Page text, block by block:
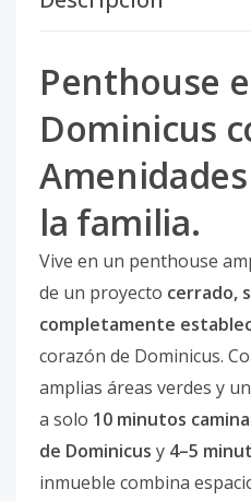
Penthouse
Dominicus
la familia.
Vive en un penthouse
de un proyecto cerrado,
completamente
corazón de Dominicus.
amplias áreas verdes y
a solo 10 minutos
de Dominicus y 4–5
inmueble combina